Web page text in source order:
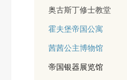
奥古斯丁修士教堂
霍夫堡帝国公寓
茜茜公主博物馆
帝国银器展览馆